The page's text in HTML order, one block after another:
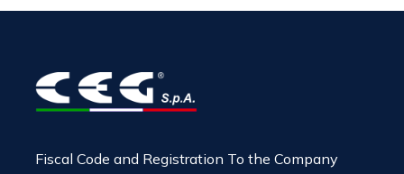
Fiscal Code and Registration To the Company